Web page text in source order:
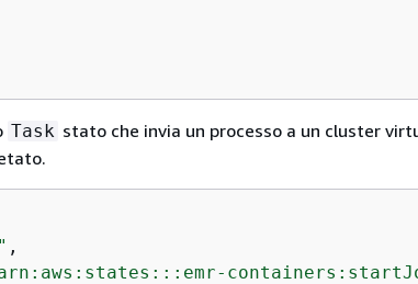
Task stato che invia un processo a un cluster
,